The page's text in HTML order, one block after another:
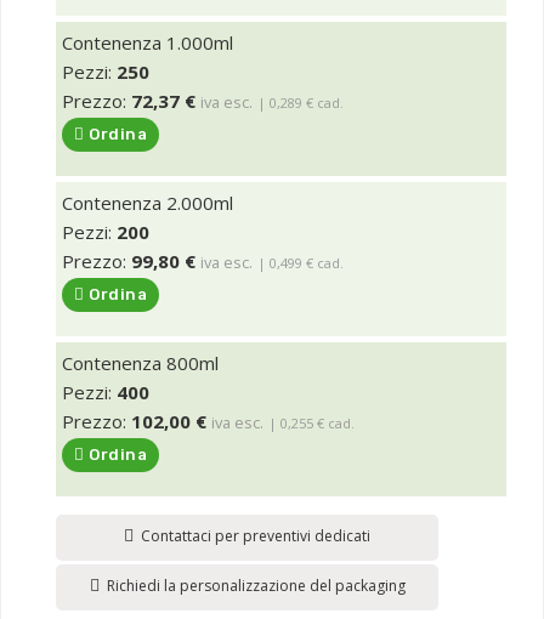
Contenenza 1.000ml
Pezzi: 250
Prezzo: 72,37 € iva esc. | 0,289 € cad.
Ordina
Contenenza 2.000ml
Pezzi: 200
Prezzo: 99,80 € iva esc. | 0,499 € cad.
Ordina
Contenenza 800ml
Pezzi: 400
Prezzo: 102,00 € iva esc. | 0,255 € cad.
Ordina
Contattaci per preventivi dedicati
Richiedi la personalizzazione del packaging